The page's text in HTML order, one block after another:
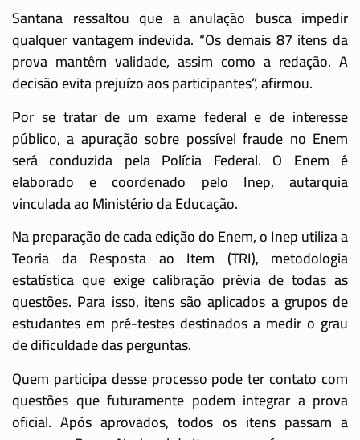
Santana ressaltou que a anulação busca impedir
qualquer vantagem indevida. “Os demais 87 itens da
prova mantêm validade, assim como a redação. A
decisão evita prejuízo aos participantes”, afirmou.
Por se tratar de um exame federal e de interesse
público, a apuração sobre possível fraude no Enem
será conduzida pela Polícia Federal. O Enem é
elaborado e coordenado pelo Inep, autarquia
vinculada ao Ministério da Educação.
Na preparação de cada edição do Enem, o Inep utiliza a
Teoria da Resposta ao Item (TRI), metodologia
estatística que exige calibração prévia de todas as
questões. Para isso, itens são aplicados a grupos de
estudantes em pré-testes destinados a medir o grau
de dificuldade das perguntas.
Quem participa desse processo pode ter contato com
questões que futuramente podem integrar a prova
oficial. Após aprovados, todos os itens passam a